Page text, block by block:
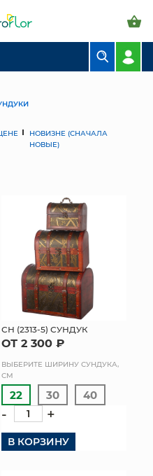
КАШПО
НОВИЗНЕ (СНАЧАЛА
НОВЫЕ)
СН (2313-5) СУНДУК
ОТ 2 300 ₽
ВЫБЕРИТЕ ШИРИНУ СУНДУКА,
СМ
22 30 40
- +
В КОРЗИНУ